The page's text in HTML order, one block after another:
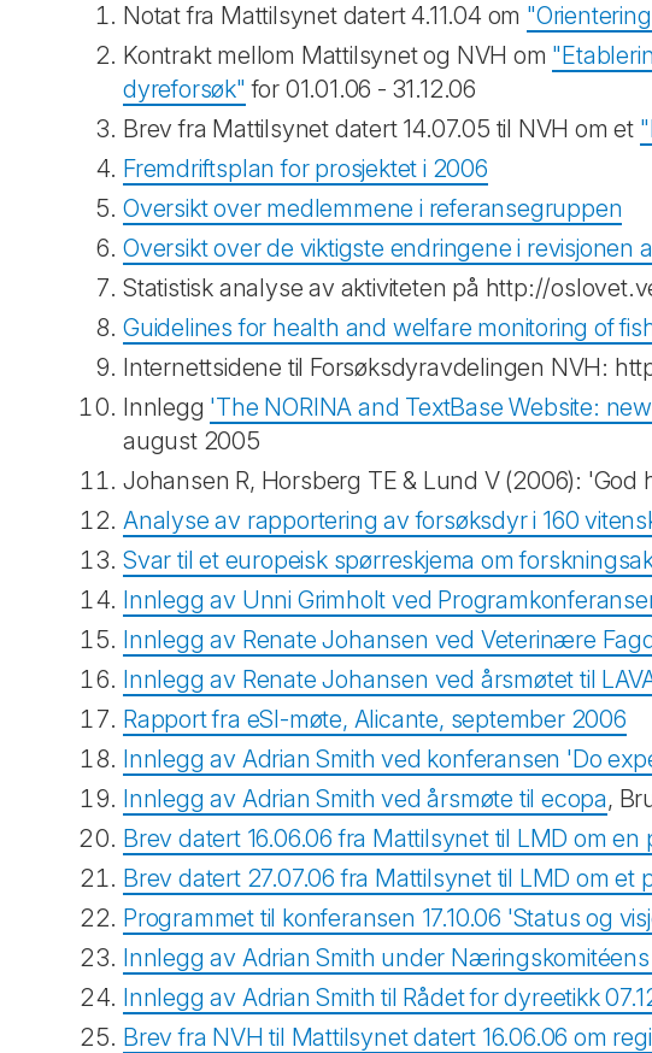
Notat fra Mattilsynet datert 4.11.04 om
Kontrakt mellom Mattilsynet og NVH om
dyreforsøk" for 01.01.06 - 31.12.06
Brev fra Mattilsynet datert 14.07.05 til NVH om et
Fremdriftsplan for prosjektet i 2006
Oversikt over medlemmene i referansegruppen
Oversikt over de viktigste endringene i revisjonen
Statistisk analyse av aktiviteten på http://
Guidelines for health and welfare monitoring of
Internettsidene til Forsøksdyravdelingen NVH:
Innlegg 'The NORINA and TextBase Website:
august 2005
Johansen R, Horsberg TE & Lund V (2006):
Analyse av rapportering av forsøksdyr i 160
Svar til et europeisk spørreskjema om
Innlegg av Unni Grimholt ved
Innlegg av Renate Johansen ved Veterinære
Innlegg av Renate Johansen ved årsmøtet til
Rapport fra eSI-møte, Alicante, september 2006
Innlegg av Adrian Smith ved konferansen 'Do
Innlegg av Adrian Smith ved årsmøte til ecopa,
Brev datert 16.06.06 fra Mattilsynet til LMD om
Brev datert 27.07.06 fra Mattilsynet til LMD om et
Programmet til konferansen 17.10.06 'Status og
Innlegg av Adrian Smith under
Innlegg av Adrian Smith til Rådet for dyreetikk
Brev fra NVH til Mattilsynet datert 16.06.06 om